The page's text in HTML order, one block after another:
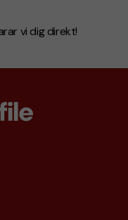
vi dig direkt!